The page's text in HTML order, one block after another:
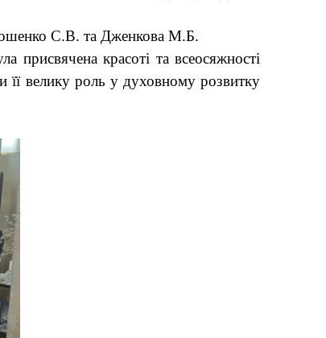
С.В. та Дженкова М.Б.
присвячена красоті та всеосяжності
її велику роль у духовному розвитку